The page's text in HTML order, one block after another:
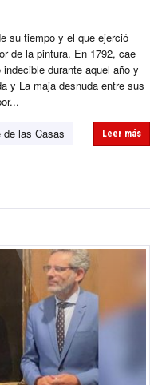
su tiempo y el que ejerció
de la pintura. En 1792, cae
durante aquel año y
y La maja desnuda entre sus
de las Casas
Leer más